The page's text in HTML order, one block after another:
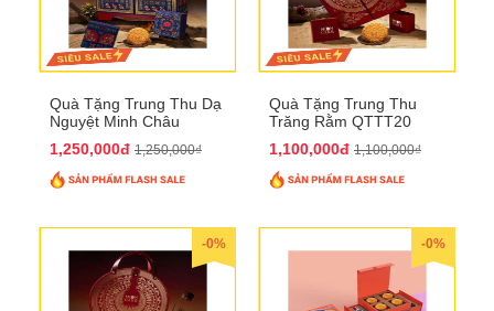
Quà Tặng Trung Thu Dạ
Nguyệt Minh Châu
1,250,000đ 1,250,000₫
Quà Tặng Trung Thu
Trăng Rằm QTTT20
1,100,000đ 1,100,000₫
-0% -0%